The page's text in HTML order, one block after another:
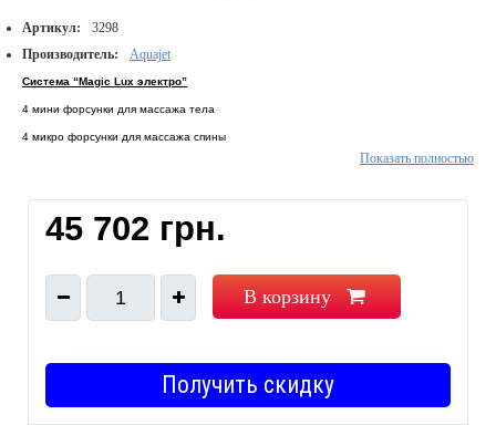
Артикул:
3298
Производитель:
Aquajet
Система “Magic Lux электро”
4 мини форсунки для массажа тела
4 микро форсунки для массажа спины
струей воды, что позволяет получить “Эффект шампанского”)
1 электронная панель управления
с системой пульсации для гидро форсунок
таймер автоматического отключения массажей (20 минут)
Показать полностью
45 702 грн.
1 В корзину
Получить скидку